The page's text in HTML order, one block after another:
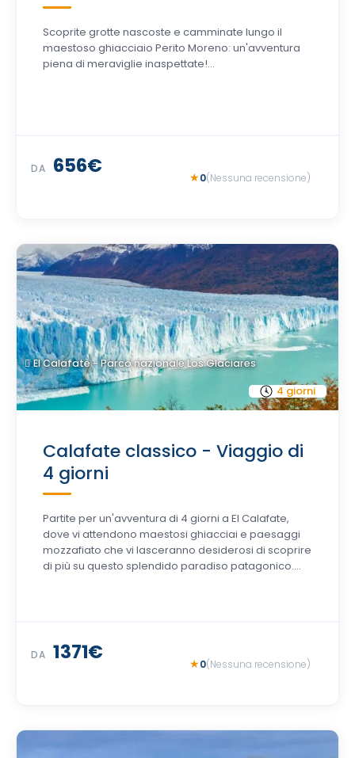
Scoprite grotte nascoste e camminate lungo il
maestoso ghiacciaio Perito Moreno: un'avventura
piena di meraviglie inaspettate!...
DA 656€ 0(Nessuna recensione)
4 giorni
El Calafate - Parco nazionale Los Glaciares
Calafate classico - Viaggio di
4 giorni
Partite per un'avventura di 4 giorni a El Calafate,
dove vi attendono maestosi ghiacciai e paesaggi
mozzafiato che vi lasceranno desiderosi di scoprire
di più su questo splendido paradiso patagonico....
DA 1371€ 0(Nessuna recensione)